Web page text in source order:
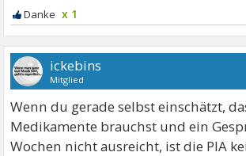
x 1
ickebins
Mitglied
Wenn du gerade selbst einschätzt,
Medikamente brauchst und ein
Wochen nicht ausreicht, ist die PIA